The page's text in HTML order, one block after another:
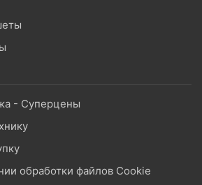
- Суперцены
обработки файлов Cookie